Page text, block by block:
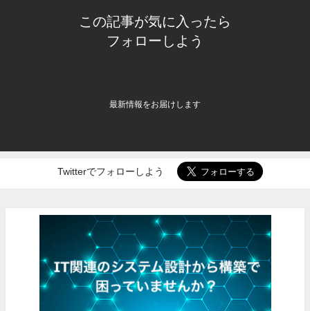
この記事が気に入ったら
フォローしよう
最新情報をお届けします
Twitterでフォローしよう